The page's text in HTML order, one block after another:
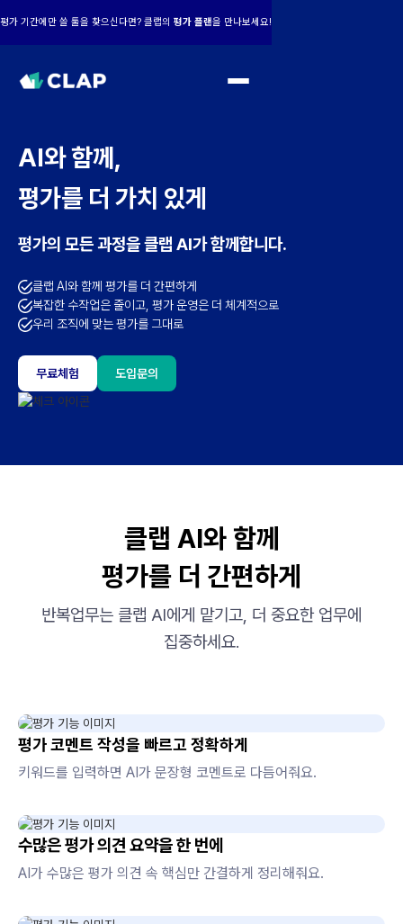
평가 기간에만 쓸 툴을 찾으신다면? 클랩의 평가 플랜을 만나보세요!
AI와 함께,
평가를 더 가치 있게
평가의 모든 과정을 클랩 AI가 함께합니다.
클랩 AI와 함께 평가를 더 간편하게
복잡한 수작업은 줄이고, 평가 운영은 더 체계적으로
우리 조직에 맞는 평가를 그대로
무료체험 도입문의
클랩 AI와 함께
평가를 더 간편하게
반복업무는 클랩 AI에게 맡기고, 더 중요한 업무에
집중하세요.
평가 코멘트 작성을 빠르고 정확하게
키워드를 입력하면 AI가 문장형 코멘트로 다듬어줘요.
수많은 평가 의견 요약을 한 번에
AI가 수많은 평가 의견 속 핵심만 간결하게 정리해줘요.